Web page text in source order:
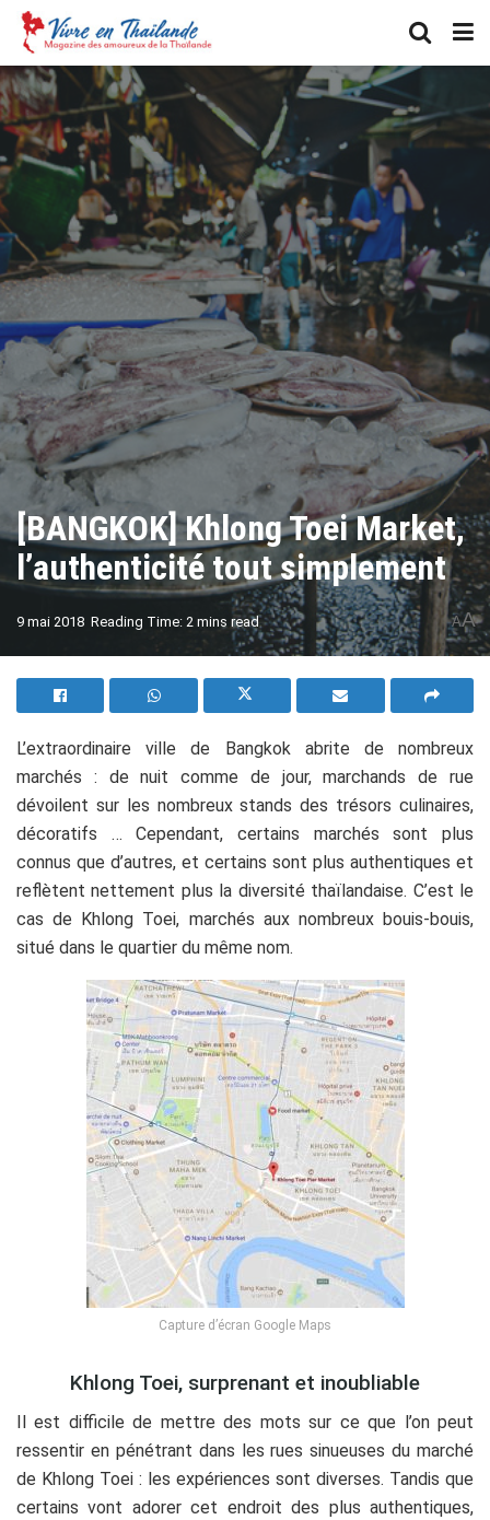
[BANGKOK] Khlong Toei Market,
l’authenticité tout simplement
9 mai 2018 Reading Time: 2 mins read AA
L’extraordinaire ville de Bangkok abrite de nombreux
marchés : de nuit comme de jour, marchands de rue
dévoilent sur les nombreux stands des trésors culinaires,
décoratifs … Cependant, certains marchés sont plus
connus que d’autres, et certains sont plus authentiques et
reflètent nettement plus la diversité thaïlandaise. C’est le
cas de Khlong Toei, marchés aux nombreux bouis-bouis,
situé dans le quartier du même nom.
Capture d’écran Google Maps
Khlong Toei, surprenant et inoubliable
Il est difficile de mettre des mots sur ce que l’on peut
ressentir en pénétrant dans les rues sinueuses du marché
de Khlong Toei : les expériences sont diverses. Tandis que
certains vont adorer cet endroit des plus authentiques,